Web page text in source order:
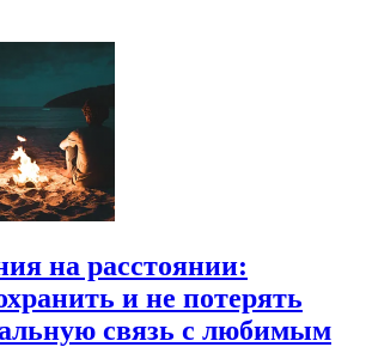
на расстоянии:
и не потерять
связь с любимым